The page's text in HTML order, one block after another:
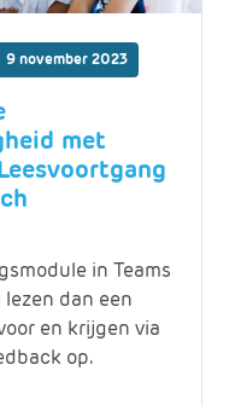
9 november 2023
met
in Teams
dan een
en krijgen via
op.